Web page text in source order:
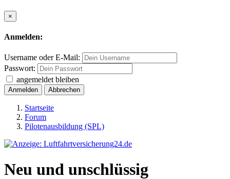
×
Anmelden:
Username oder E-Mail:
Passwort:
angemeldet bleiben
Anmelden Abbrechen
Startseite
Forum
Pilotenausbildung (SPL)
Neu und unschlüssig